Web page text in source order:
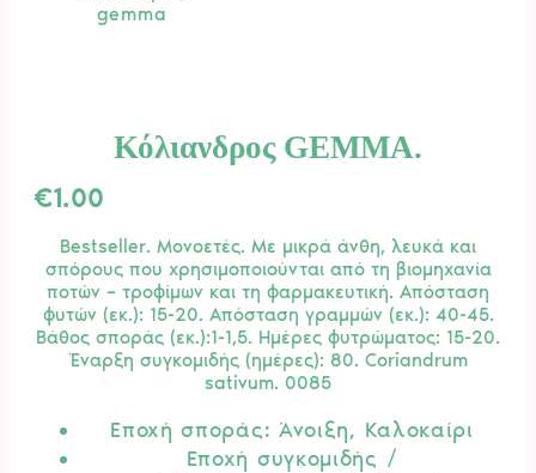
Κόλιανδρος GEMMA.
€1.00
Bestseller. Μονοετές. Mε μικρά άνθη, λευκά και
σπόρους που χρησιμοποιούνται από τη βιομηχανία
ποτών – τροφίμων και τη φαρμακευτική. Απόσταση
φυτών (εκ.): 15-20. Απόσταση γραμμών (εκ.): 40-45.
Βάθος σποράς (εκ.):1-1,5. Ημέρες φυτρώματος: 15-20.
Έναρξη συγκομιδής (ημέρες): 80. Coriandrum
sativum. 0085
Εποχή σποράς: Άνοιξη, Καλοκαίρι
Εποχή συγκομιδής /